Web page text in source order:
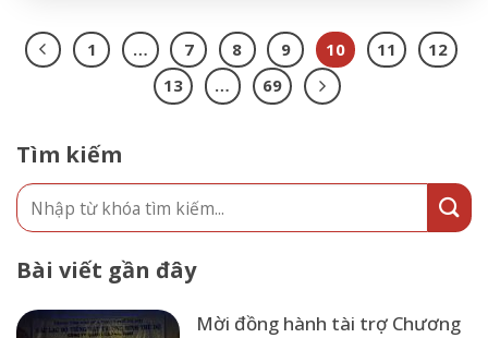
1 … 7 8 9 10 11
12
13
… 69
Tìm kiếm
Bài viết gần đây
Mời đồng hành tài trợ Chương